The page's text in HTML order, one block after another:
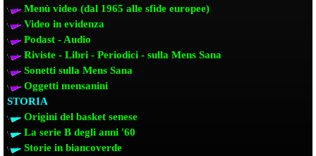
Menù video (dal 1965 alle sfide europee)
Video in evidenza
Podast - Audio
Riviste - Libri - Periodici - sulla Mens Sana
Sonetti sulla Mens Sana
Oggetti mensanini
STORIA
Origini del basket senese
La serie B degli anni '60
Storie in biancoverde